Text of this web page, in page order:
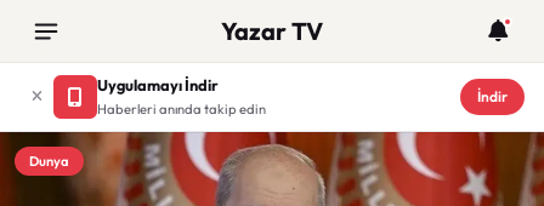
Yazar TV
Uygulamayı İndir
Haberleri anında takip edin
İndir
Dunya